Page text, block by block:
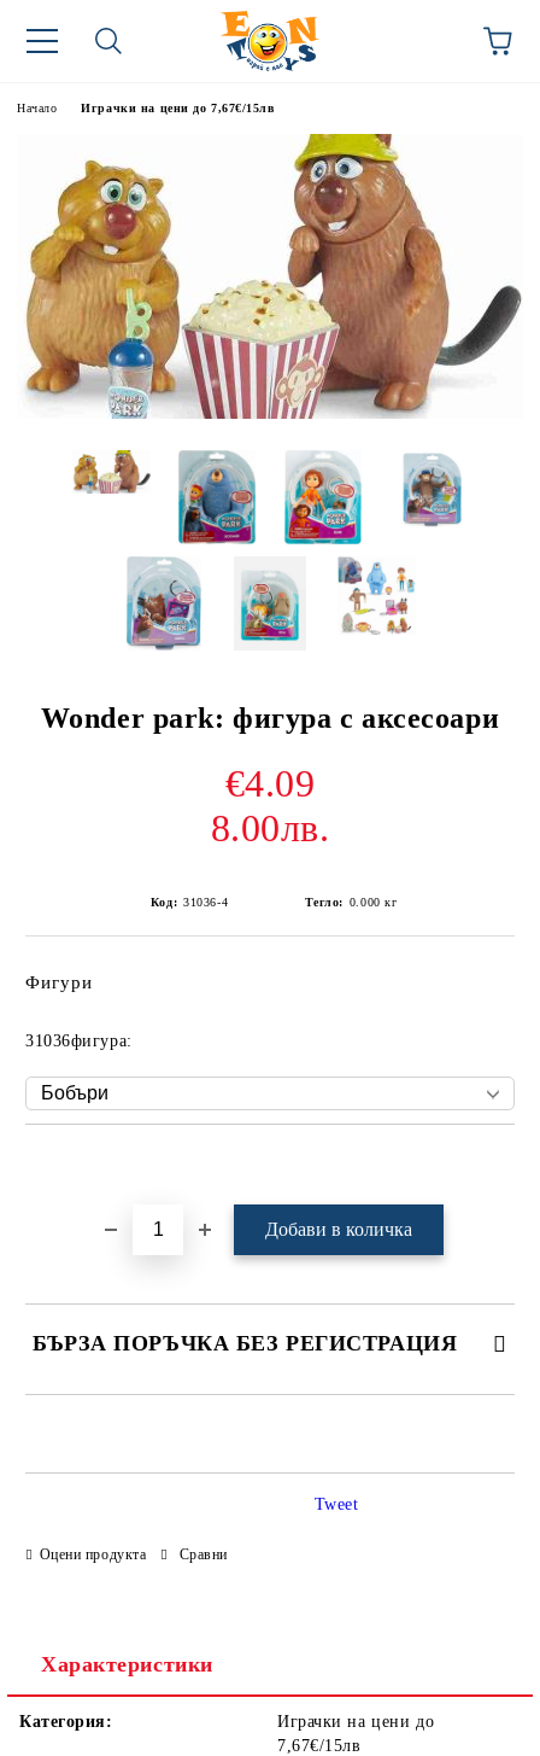
Начало Играчки на цени до 7,67€/15лв
Wonder park: фигура с аксесоари
€4.09
8.00лв.
Код: 31036-4 Тегло: 0.000 кг
Фигури
31036фигура:
БЪРЗА ПОРЪЧКА БЕЗ РЕГИСТРАЦИЯ
Оцени продукта Сравни
Tweet
Характеристики
Категория:
Играчки на цени до
7,67€/15лв